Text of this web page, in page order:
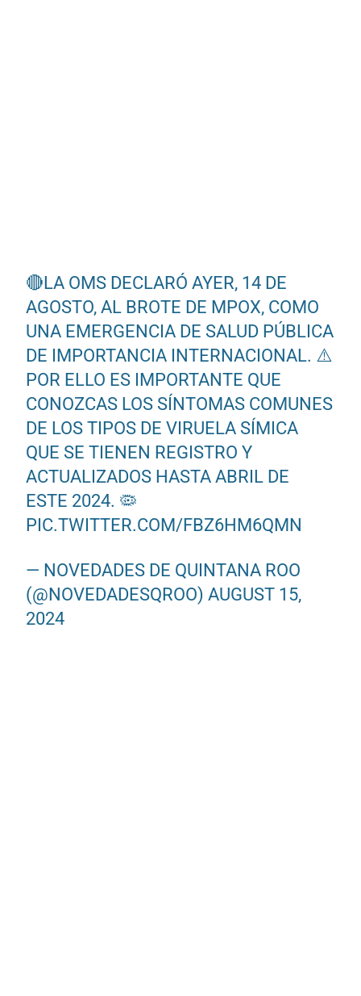
🔴LA OMS DECLARÓ AYER, 14 DE
AGOSTO, AL BROTE DE MPOX, COMO
UNA EMERGENCIA DE SALUD PÚBLICA
DE IMPORTANCIA INTERNACIONAL. ⚠️
POR ELLO ES IMPORTANTE QUE
CONOZCAS LOS SÍNTOMAS COMUNES
DE LOS TIPOS DE VIRUELA SÍMICA
QUE SE TIENEN REGISTRO Y
ACTUALIZADOS HASTA ABRIL DE
ESTE 2024. 🦠
PIC.TWITTER.COM/FBZ6HM6QMN
— NOVEDADES DE QUINTANA ROO
(@NOVEDADESQROO)AUGUST 15,
2024